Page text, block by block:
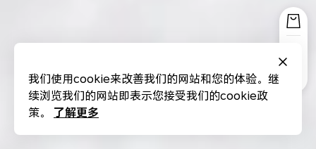
我们使用cookie来改善我们的网站和您的体验。继
续浏览我们的网站即表示您接受我们的cookie政
策。
了解更多